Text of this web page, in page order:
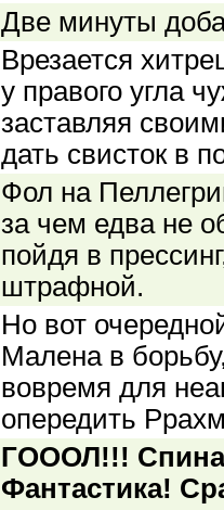
Две минуты
Врезается
у правого угла
заставляя
дать свисток в
Фол на
за чем едва не
пойдя в
штрафной.
Но вот
Малена в
вовремя для
опередить
ГОООЛ!!!
Фантастика!